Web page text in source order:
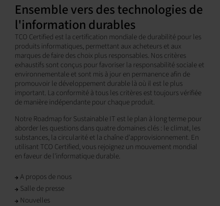
Ensemble vers des technologies de
l'information durables
TCO Certified est la certification mondiale de durabilité pour les
produits informatiques, permettant aux acheteurs et aux
marques de faire des choix plus responsables. Nos critères
exhaustifs sont conçus pour favoriser la responsabilité sociale et
environnementale et sont mis à jour en permanence afin de
promouvoir le développement durable là où il est le plus
important. La conformité à tous les critères est toujours vérifiée
de manière indépendante pour chaque produit.
Notre Roadmap for Sustainable IT est le plan à long terme pour
aborder les questions dans quatre domaines clés : le climat, les
substances, la circularité et la chaîne d'approvisionnement. En
utilisant TCO Certified, vous rejoignez un mouvement mondial
en faveur de l'informatique durable.
A propos de nous
Salle de presse
Nouvelles